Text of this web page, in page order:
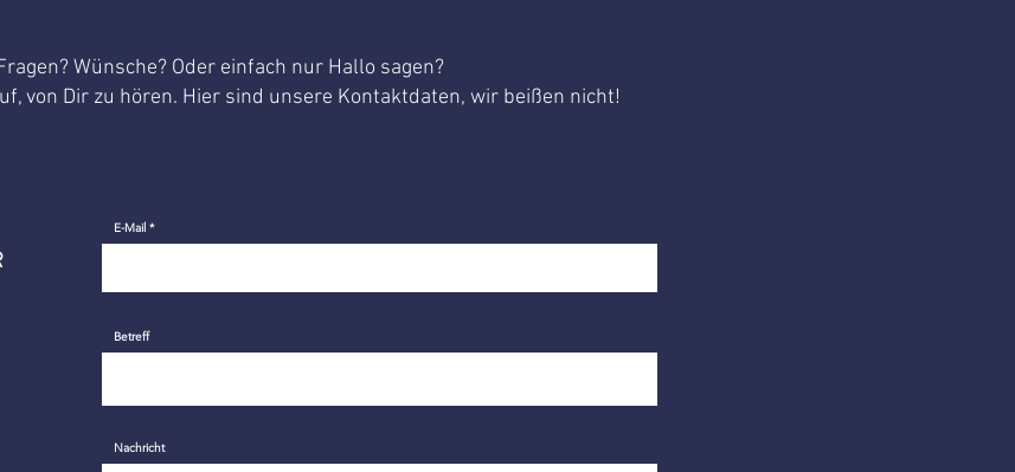
Wünsche? Oder einfach nur Hallo sagen?
von Dir zu hören. Hier sind unsere Kontaktdaten, wir beißen nicht!
E-Mail
Betreff
Nachricht